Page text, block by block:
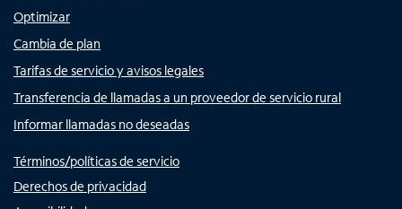
Optimizar
Cambia de plan
Tarifas de servicio y avisos legales
Transferencia de llamadas a un proveedor de servicio rural
Informar llamadas no deseadas
Términos/políticas de servicio
Derechos de privacidad